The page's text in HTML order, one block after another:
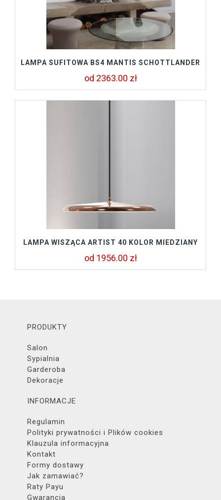
LAMPA SUFITOWA BS4 MANTIS SCHOTTLANDER
od 2363.00 zł
LAMPA WISZĄCA ARTIST 40 KOLOR MIEDZIANY
od 1956.00 zł
PRODUKTY
Salon
Sypialnia
Garderoba
Dekoracje
INFORMACJE
Regulamin
Polityki prywatności i Plików cookies
Klauzula informacyjna
Kontakt
Formy dostawy
Jak zamawiać?
Raty Payu
Gwarancja